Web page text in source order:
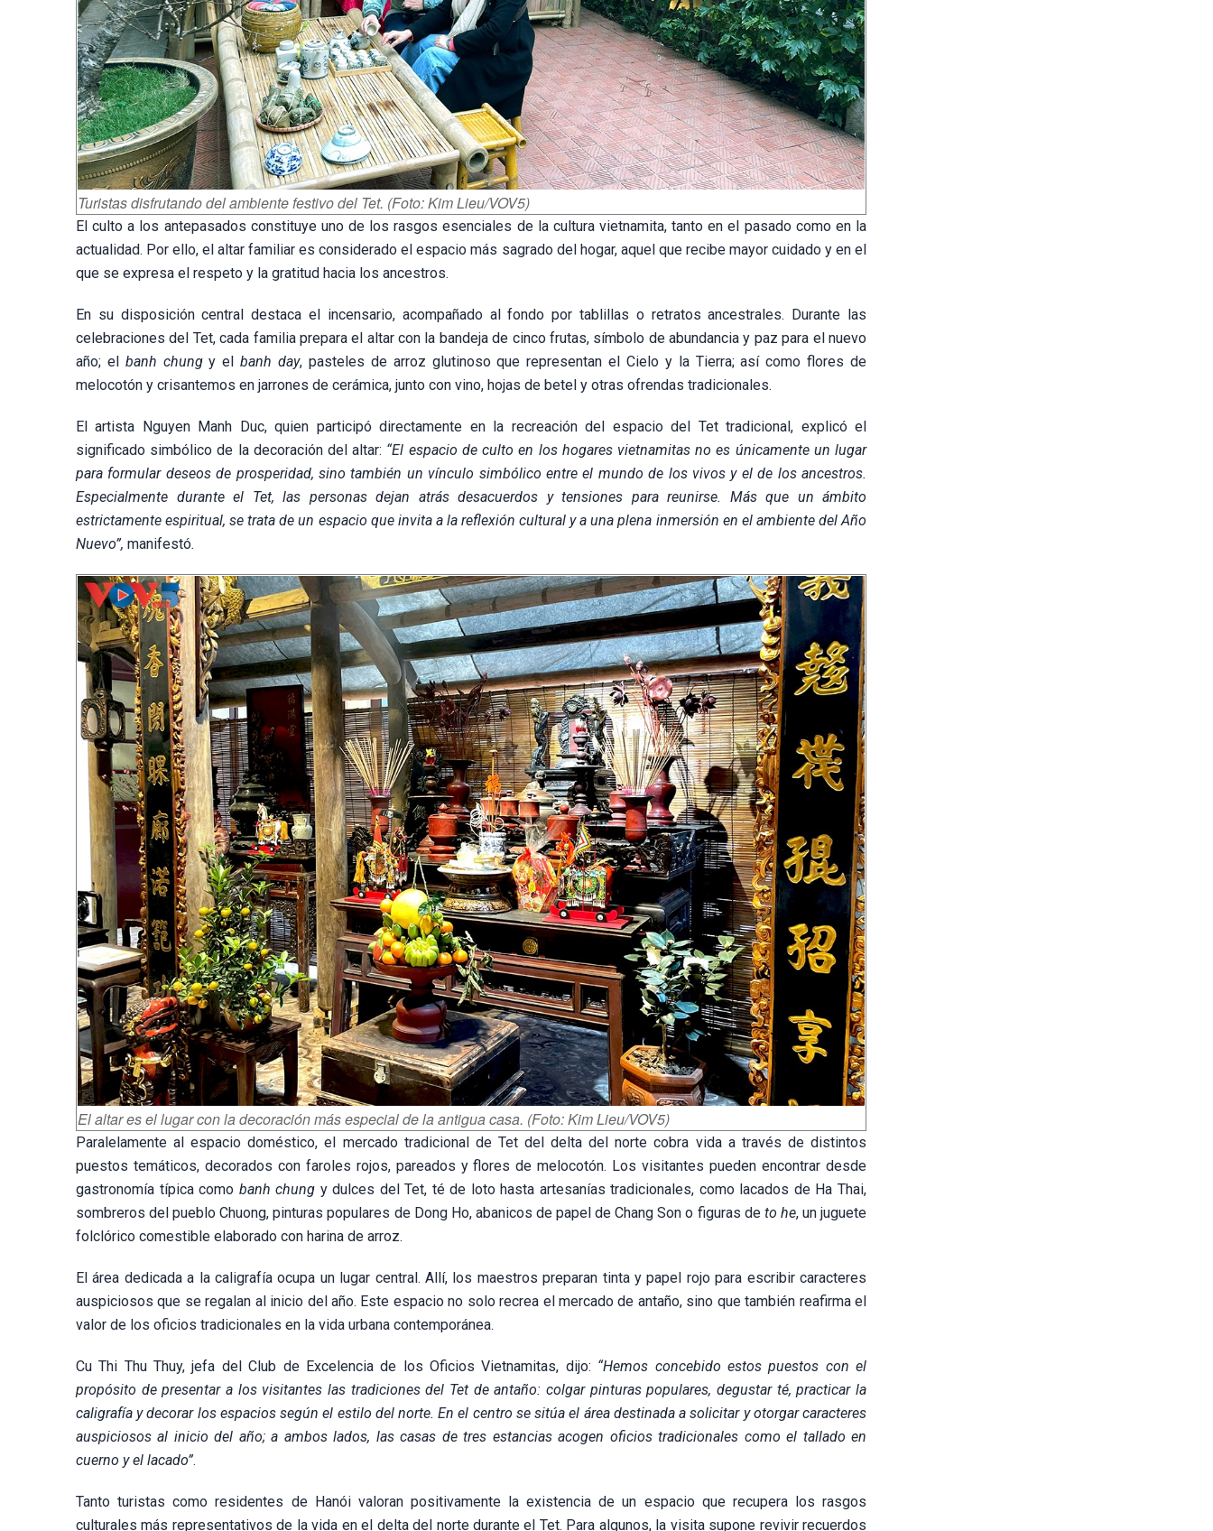
Turistas disfrutando del ambiente festivo del Tet. (Foto: Kim Lieu/VOV5)
El culto a los antepasados constituye uno de los rasgos esenciales de la cultura vietnamita, tanto en el pasado como en la
actualidad. Por ello, el altar familiar es considerado el espacio más sagrado del hogar, aquel que recibe mayor cuidado y en el
que se expresa el respeto y la gratitud hacia los ancestros.
En su disposición central destaca el incensario, acompañado al fondo por tablillas o retratos ancestrales. Durante las
celebraciones del Tet, cada familia prepara el altar con la bandeja de cinco frutas, símbolo de abundancia y paz para el nuevo
año; el banh chungy elbanh day, pasteles de arroz glutinoso que representan el Cielo y la Tierra; así como flores de
melocotón y crisantemos en jarrones de cerámica, junto con vino, hojas de betel y otras ofrendas tradicionales.
El artista Nguyen Manh Duc, quien participó directamente en la recreación del espacio del Tet tradicional, explicó el
significado simbólico de la decoración del altar: “El espacio de culto en los hogares vietnamitas no es únicamente un lugar
para formular deseos de prosperidad, sino también un vínculo simbólico entre el mundo de los vivos y el de los ancestros.
Especialmente durante el Tet, las personas dejan atrás desacuerdos y tensiones para reunirse. Más que un ámbito
estrictamente espiritual, se trata de un espacio que invita a la reflexión cultural y a una plena inmersión en el ambiente del Año
Nuevo”, manifestó.
El altar es el lugar con la decoración más especial de la antigua casa. (Foto: Kim Lieu/VOV5)
Paralelamente al espacio doméstico, el mercado tradicional de Tet del delta del norte cobra vida a través de distintos
puestos temáticos, decorados con faroles rojos, pareados y flores de melocotón. Los visitantes pueden encontrar desde
gastronomía típica como banh chung y dulces del Tet, té de loto hasta artesanías tradicionales, como lacados de Ha Thai,
sombreros del pueblo Chuong, pinturas populares de Dong Ho, abanicos de papel de Chang Son o figuras de to he, un juguete
folclórico comestible elaborado con harina de arroz.
El área dedicada a la caligrafía ocupa un lugar central. Allí, los maestros preparan tinta y papel rojo para escribir caracteres
auspiciosos que se regalan al inicio del año. Este espacio no solo recrea el mercado de antaño, sino que también reafirma el
valor de los oficios tradicionales en la vida urbana contemporánea.
Cu Thi Thu Thuy, jefa del Club de Excelencia de los Oficios Vietnamitas, dijo: “Hemos concebido estos puestos con el
propósito de presentar a los visitantes las tradiciones del Tet de antaño: colgar pinturas populares, degustar té, practicar la
caligrafía y decorar los espacios según el estilo del norte. En el centro se sitúa el área destinada a solicitar y otorgar caracteres
auspiciosos al inicio del año; a ambos lados, las casas de tres estancias acogen oficios tradicionales como el tallado en
cuerno y el lacado”.
Tanto turistas como residentes de Hanói valoran positivamente la existencia de un espacio que recupera los rasgos
culturales más representativos de la vida en el delta del norte durante el Tet. Para algunos, la visita supone revivir recuerdos